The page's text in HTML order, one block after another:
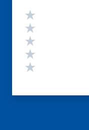
Valutazione